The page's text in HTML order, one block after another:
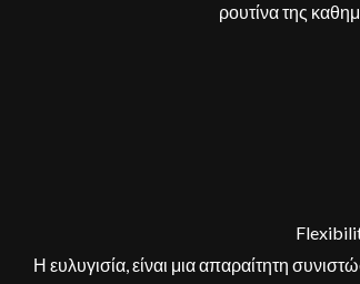
ρουτίνα της
Η ευλυγισία, είναι μια απαραίτητη